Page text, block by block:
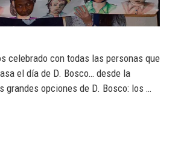
celebrado con todas las personas que
el día de D. Bosco… desde la
grandes opciones de D. Bosco: los …